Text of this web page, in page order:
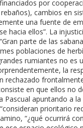
por
cambios en
una fuente de
hacia ellos”. La
parte de las
poblaciones de
rumiantes no es
la
rechazado
en que ellos no
apuntando a
prioritario
“¿qué ocurrirá